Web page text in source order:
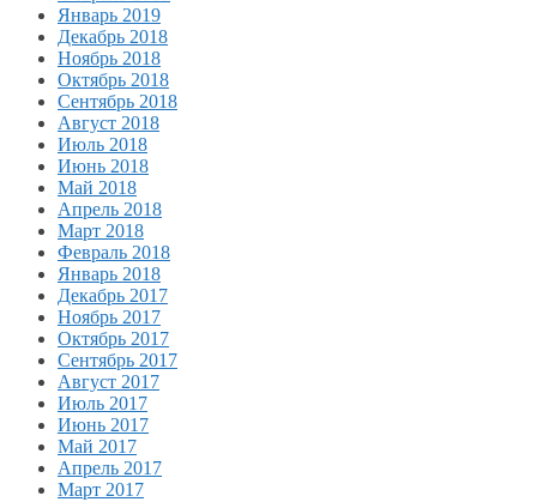
Январь 2019
Декабрь 2018
Ноябрь 2018
Октябрь 2018
Сентябрь 2018
Август 2018
Июль 2018
Июнь 2018
Май 2018
Апрель 2018
Март 2018
Февраль 2018
Январь 2018
Декабрь 2017
Ноябрь 2017
Октябрь 2017
Сентябрь 2017
Август 2017
Июль 2017
Июнь 2017
Май 2017
Апрель 2017
Март 2017